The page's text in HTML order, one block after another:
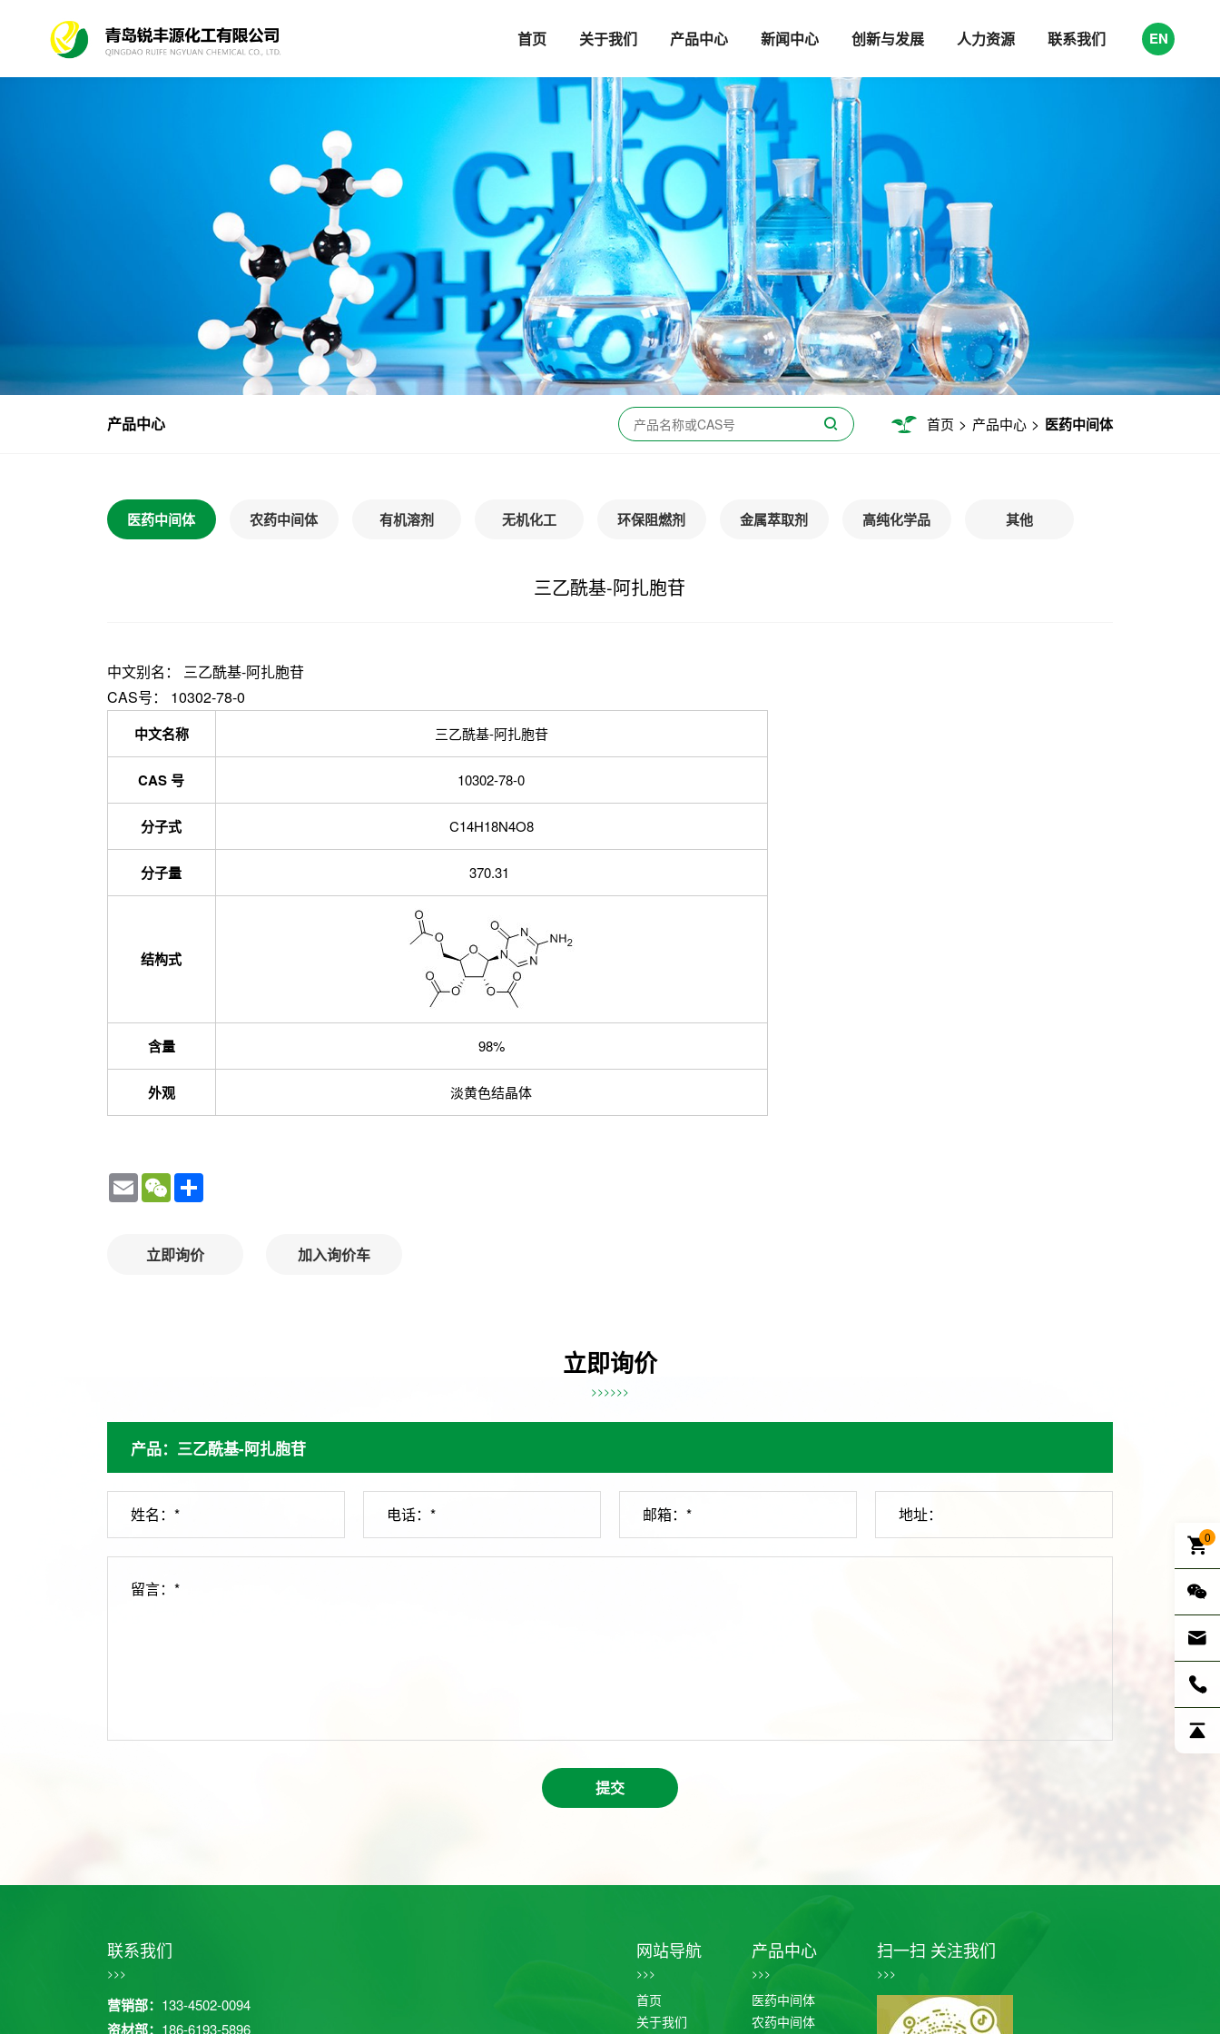
首页 关于我们 产品中心 新闻中心 创新与发展 人力资源 联系我们 EN
产品中心 首页 > 产品中心 > 医药中间体
医药中间体 农药中间体 有机溶剂 无机化工 环保阻燃剂 金属萃取剂 高纯化学品 其他
三乙酰基-阿扎胞苷
中文别名： 三乙酰基-阿扎胞苷
CAS号： 10302-78-0
中文名称 三乙酰基-阿扎胞苷
CAS 号 10302-78-0
分子式 C14H18N4O8
分子量 370.31
结构式
含量 98%
外观 淡黄色结晶体
EmailWeChatShare
立即询价 加入询价车
立即询价
>>>>>>
姓名：* 电话：* 邮箱：* 地址：
留言：*
提交
联系我们
>>>
营销部： 133-4502-0094
资材部： 186-6193-5896
网站导航
>>>
首页
关于我们
产品中心
>>>
医药中间体
农药中间体
扫一扫 关注我们
>>>
0